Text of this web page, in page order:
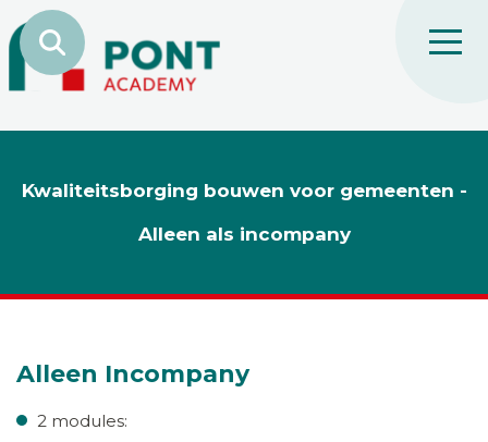
Kwaliteitsborging bouwen voor gemeenten -
Alleen als incompany
Alleen Incompany
2 modules: